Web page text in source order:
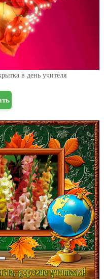
в день учителя